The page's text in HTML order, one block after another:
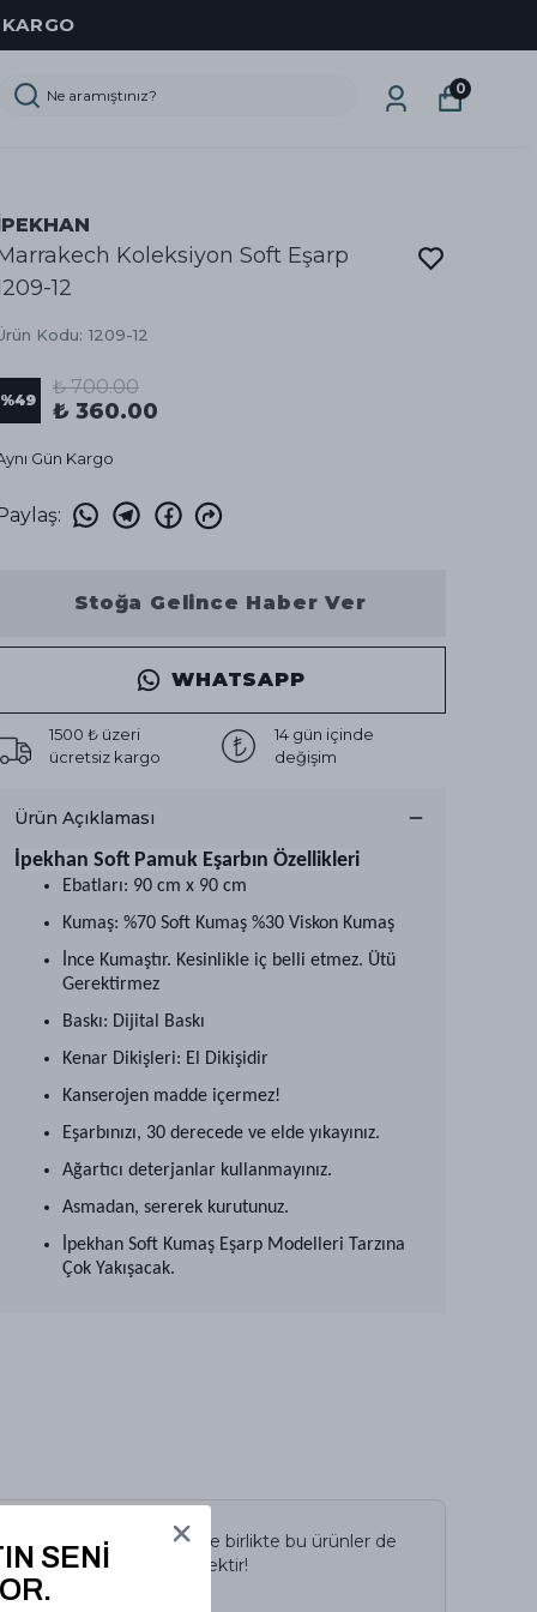
0
Koleksiyon Soft Eşarp
12
Kodu: 1209-12
%49
₺ 700.00
₺ 360.00
Gün Kargo
:
Stoğa Gelince Haber Ver
WHATSAPP
1500 ₺ üzeri
ücretsiz kargo
14 gün içinde
değişim
Ürün Açıklaması
İpekhan Soft Pamuk Eşarbın Özellikleri
Ebatları: 90 cm x 90 cm
Kumaş: %70 Soft Kumaş %30 Viskon Kumaş
İnce Kumaştır. Kesinlikle iç belli etmez. Ütü
Gerektirmez
Baskı: Dijital Baskı
Kenar Dikişleri: El Dikişidir
Kanserojen madde içermez!
Eşarbınızı, 30 derecede ve elde yıkayınız.
Ağartıcı deterjanlar kullanmayınız.
Asmadan, sererek kurutunuz.
İpekhan Soft Kumaş Eşarp Modelleri Tarzına
Çok Yakışacak.
İncelediğiniz ürün ile birlikte bu ürünler de
sepetinize eklenecektir!
SENİ